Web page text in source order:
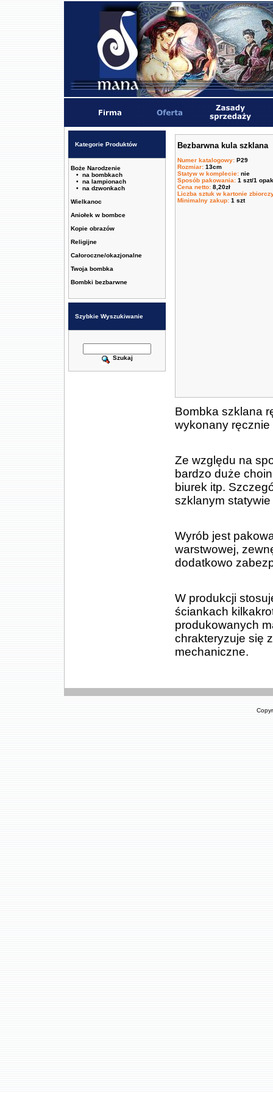
Kategorie Produktów
Boże Narodzenie
• na bombkach
• na lampionach
• na dzwonkach
Wielkanoc
Aniołek w bombce
Kopie obrazów
Religijne
Całoroczne/okazjonalne
Twoja bombka
Bombki bezbarwne
Szybkie Wyszukiwanie
Szukaj
Bezbarwna kula szklana
Numer katalogowy: P29
Rozmiar: 13cm
Statyw w komplecie: nie
Sposób pakowania: 1 szt/1
Cena netto: 8,20zł
Liczba sztuk w kartonie
Minimalny zakup: 1 szt
Bombka szklana
wykonany ręcznie
Ze względu na
bardzo duże
biurek itp.
szklanym
Wyrób jest
warstwowej,
dodatkowo
W produkcji
ściankach
produkowanych
chrakteryzuje się
mechaniczne.